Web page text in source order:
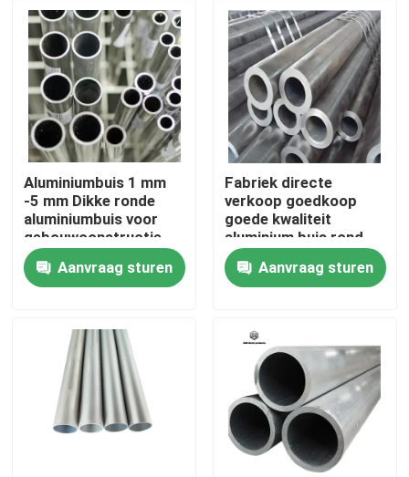
video's
Over ons
Fabriekstocht
Kwaliteitscontrole
Nieuws
Vraag een offerte
Aluminiumbuis 1 mm
-5 mm Dikke ronde
aluminiumbuis voor
gebouwconstructie
Aanvraag sturen
Fabriek directe
verkoop goedkoop
goede kwaliteit
aluminium buis rond
Aanvraag sturen